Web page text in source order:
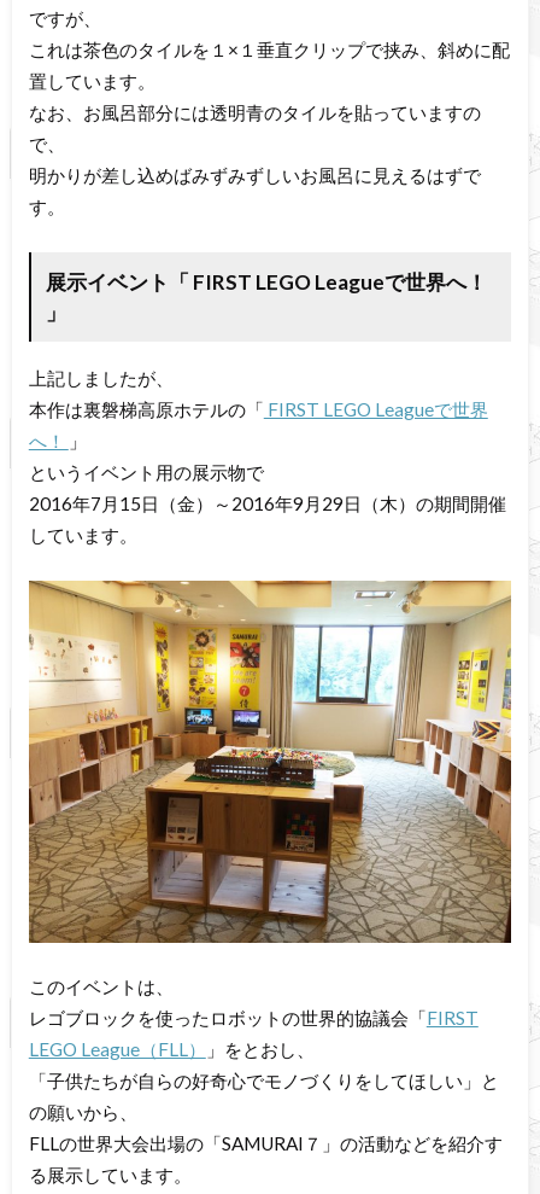
ですが、
これは茶色のタイルを１×１垂直クリップで挟み、斜めに配
置しています。
なお、お風呂部分には透明青のタイルを貼っていますの
で、
明かりが差し込めばみずみずしいお風呂に見えるはずで
す。
展示イベント「 FIRST LEGO Leagueで世界へ！
」
上記しましたが、
本作は裏磐梯高原ホテルの「 FIRST LEGO Leagueで世界
へ！
」
というイベント用の展示物で
2016年7月15日（金）～2016年9月29日（木）の期間開催
しています。
このイベントは、
レゴブロックを使ったロボットの世界的協議会「FIRST
LEGO League（FLL）
」をとおし、
「子供たちが自らの好奇心でモノづくりをしてほしい」と
の願いから、
FLLの世界大会出場の「SAMURAI７」の活動などを紹介す
る展示しています。